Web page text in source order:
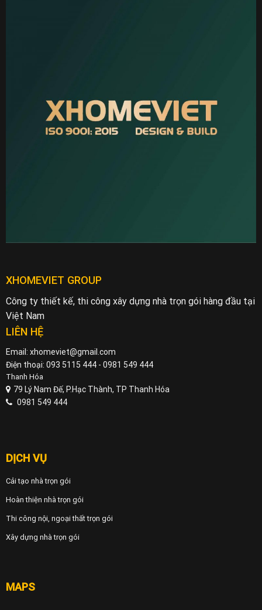
XHOMEVIET GROUP
Công ty thiết kế, thi công xây dựng nhà trọn gói hàng đầu tại
Việt Nam
LIÊN HỆ
Email: xhomeviet@gmail.com
Điện thoại: 093 5115 444 - 0981 549 444
Thanh Hóa
79 Lý Nam Đế, P.Hạc Thành, TP Thanh Hóa
0981 549 444
DỊCH VỤ
Cải tạo nhà trọn gói
Hoàn thiện nhà trọn gói
Thi công nội, ngoại thất trọn gói
Xây dựng nhà trọn gói
MAPS